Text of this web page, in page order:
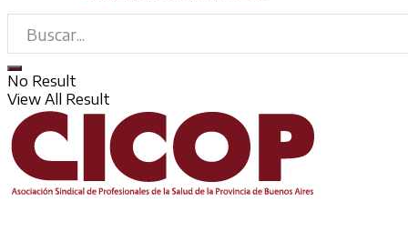
No Result
View All Result